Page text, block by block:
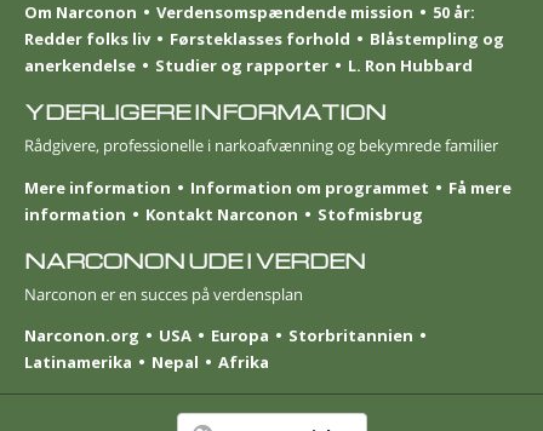
Om Narconon
Verdensomspændende mission
50 år:
Redder folks liv
Førsteklasses forhold
Blåstempling og
anerkendelse
Studier og rapporter L. Ron Hubbard
YDERLIGERE INFORMATION
Rådgivere, professionelle i narkoafvænning og bekymrede familier
Mere information
Information om programmet
Få mere
information
Kontakt Narconon Stofmisbrug
NARCONON UDE I VERDEN
Narconon er en succes på verdensplan
Narconon.org
USA Europa
Storbritannien
Latinamerika
Nepal Afrika